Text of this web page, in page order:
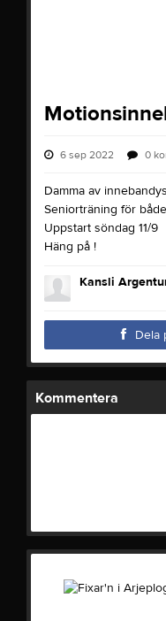
6 sep 2022 0
Damma av
Seniorträning för
Uppstart söndag 11/9
Häng på !
Kansli
Dela
Kommentera